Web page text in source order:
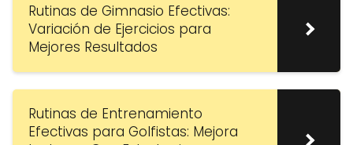
Rutinas de Gimnasio Efectivas:
Variación de Ejercicios para
Mejores Resultados
Rutinas de Entrenamiento
Efectivas para Golfistas: Mejora